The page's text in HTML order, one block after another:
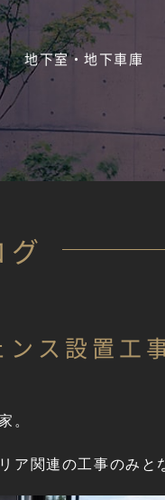
地下室・地下車庫
ス設置工
。
ア関連の工事のみと